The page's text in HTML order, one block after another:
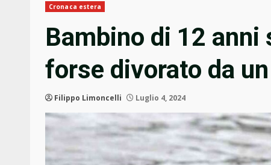
Cronaca estera
Bambino di 12
forse divorato da
Filippo Limoncelli Luglio 4, 2024